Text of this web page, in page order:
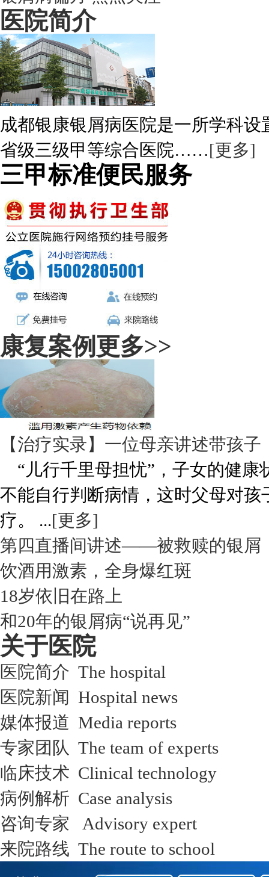
医院简介
成都银康银屑病医院是一所学科
省级三级甲等综合医院……[更多]
三甲标准便民服务
康复案例更多>>
【治疗实录】一位母亲讲述带孩子
“儿行千里母担忧”，子女的健康
不能自行判断病情，这时父母对
疗。 ...[更多]
第四直播间讲述——被救赎的银屑
饮酒用激素，全身爆红斑
18岁依旧在路上
和20年的银屑病“说再见”
关于医院
医院简介 The hospital
医院新闻 Hospital news
媒体报道 Media reports
专家团队 The team of experts
临床技术 Clinical technology
病例解析 Case analysis
咨询专家 Advisory expert
来院路线 The route to school